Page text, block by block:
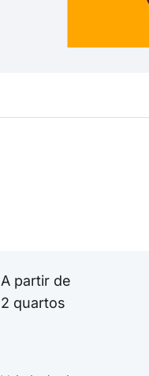
A partir de
2 quartos